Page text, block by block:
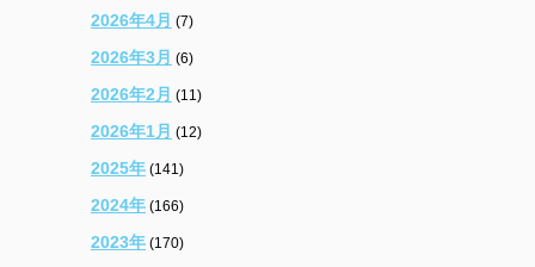
2026年4月 (7)
2026年3月 (6)
2026年2月 (11)
2026年1月 (12)
2025年 (141)
2024年 (166)
2023年 (170)